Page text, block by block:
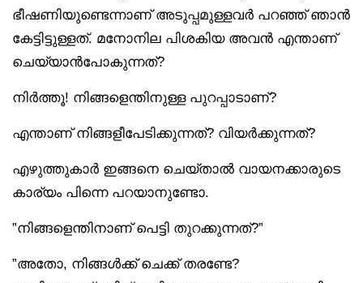
ഭീഷണിയുണ്ടെന്നാണ് അടുപ്പമുള്ളവർ പറഞ്ഞ് ഞാൻ
കേട്ടിട്ടുള്ളത്. മനോനില പിശകിയ അവൻ എന്താണ്
ചെയ്യാൻപോകുന്നത്?
നിർത്തൂ! നിങ്ങളെന്തിനുള്ള പുറപ്പാടാണ്?
എന്താണ് നിങ്ങളീപേടിക്കുന്നത്? വിയർക്കുന്നത്?
എഴുത്തുകാർ ഇങ്ങനെ ചെയ്താൽ വായനക്കാരുടെ
കാര്യം പിന്നെ പറയാനുണ്ടോ.
”നിങ്ങളെന്തിനാണ് പെട്ടി തുറക്കുന്നത്?”
”അതോ, നിങ്ങൾക്ക് ചെക്ക് തരണ്ടേ?